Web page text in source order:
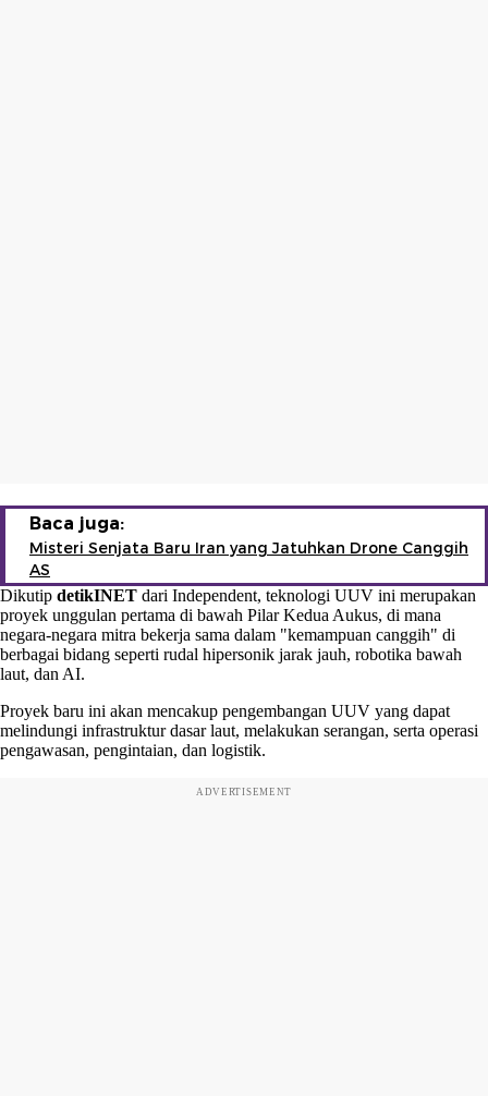
Baca juga:
Misteri Senjata Baru Iran yang Jatuhkan Drone Canggih
AS
Dikutip detikINET dari Independent, teknologi UUV ini merupakan
proyek unggulan pertama di bawah Pilar Kedua Aukus, di mana
negara-negara mitra bekerja sama dalam "kemampuan canggih" di
berbagai bidang seperti rudal hipersonik jarak jauh, robotika bawah
laut, dan AI.
Proyek baru ini akan mencakup pengembangan UUV yang dapat
melindungi infrastruktur dasar laut, melakukan serangan, serta operasi
pengawasan, pengintaian, dan logistik.
ADVERTISEMENT